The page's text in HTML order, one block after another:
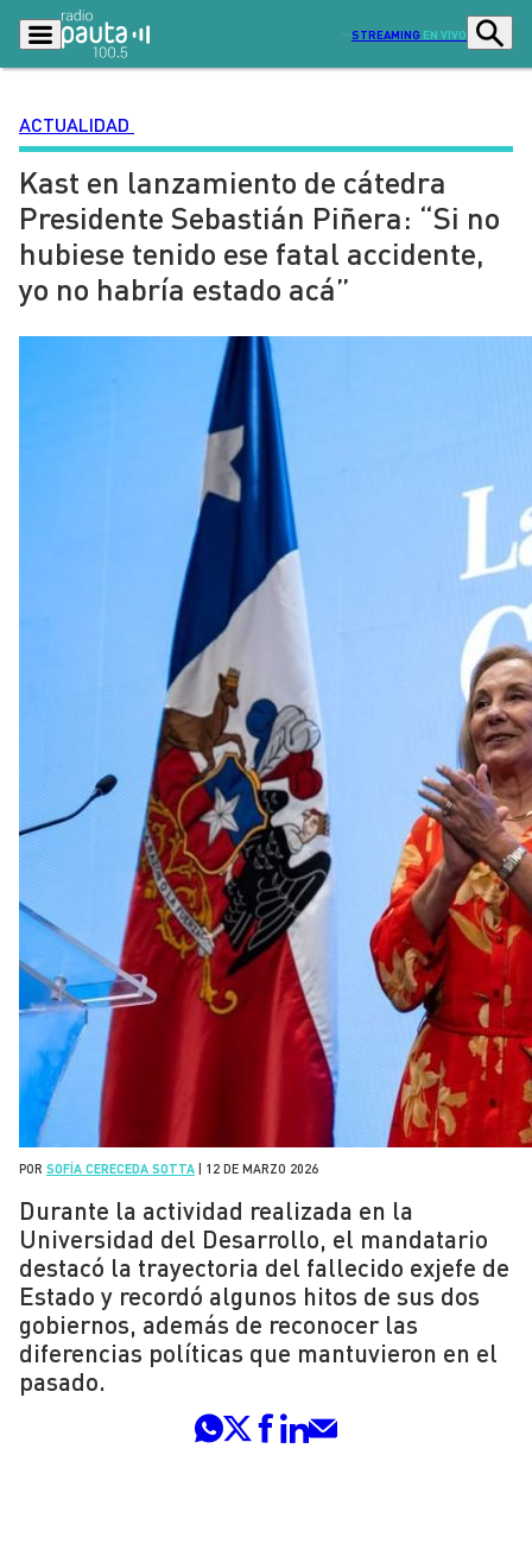
STREAMING EN VIVO
Podcasts Programas
Lo Último Actualidad
Ciudad Economía
Entretención y Cultura
Contenido Patrocinado
ACTUALIDAD
Kast en lanzamiento de cátedra
Presidente Sebastián Piñera: “Si no
hubiese tenido ese fatal accidente,
yo no habría estado acá”
POR SOFÍA CERECEDA SOTTA 12 DE MARZO 2026
Durante la actividad realizada en la
Universidad del Desarrollo, el mandatario
destacó la trayectoria del fallecido exjefe de
Estado y recordó algunos hitos de sus dos
gobiernos, además de reconocer las
diferencias políticas que mantuvieron en el
pasado.